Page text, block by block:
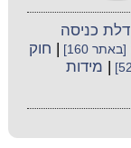
|דלת כניסה
[באתר 160]
חוק
מידות